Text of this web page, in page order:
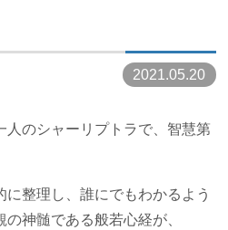
2021.05.20
人のシャーリプトラで、智慧第
整理し、誰にでもわかるよう
神髄である般若心経が、